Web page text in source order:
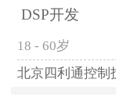
DSP开发
18 - 60岁
北京四利通控制